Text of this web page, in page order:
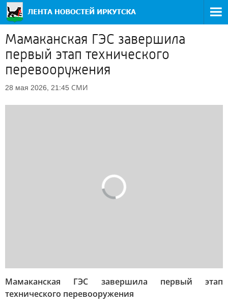
Мамаканская ГЭС завершила
первый этап технического
перевооружения
28 мая 2026, 21:45 СМИ
Мамаканская ГЭС завершила первый этап
технического перевооружения